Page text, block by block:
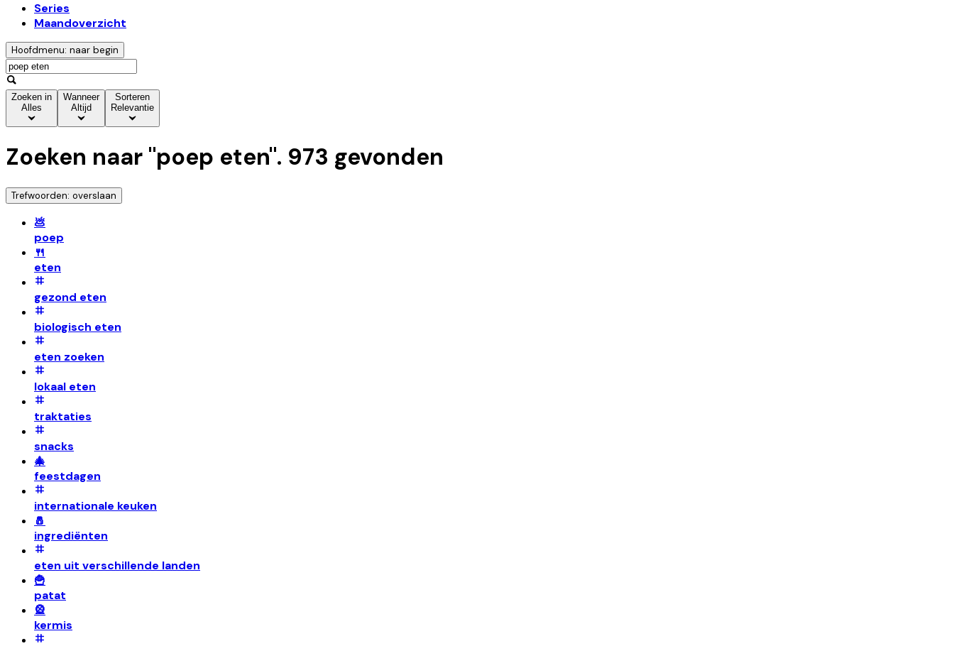
Series
Maandoverzicht
Hoofdmenu: naar begin
Zoeken in
Alles
Wanneer
Altijd
Sorteren
Relevantie
Zoeken naar "poep eten". 973 gevonden
Trefwoorden: overslaan
💩
poep
🍴
eten
gezond eten
biologisch eten
eten zoeken
lokaal eten
traktaties
snacks
🎄
feestdagen
internationale keuken
🧂
ingrediënten
eten uit verschillende landen
🍟
patat
🎡
kermis